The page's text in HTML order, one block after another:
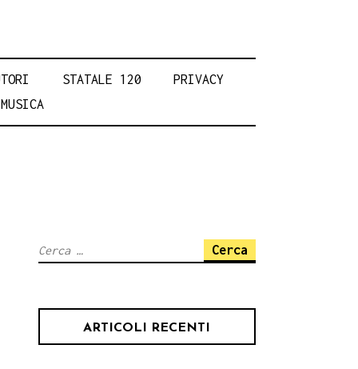
STATALE 120
PRIVACY
MUSICA
Ricerca
ARTICOLI RECENTI